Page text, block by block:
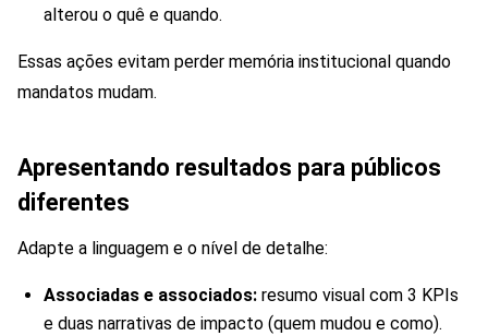
alterou o quê e quando.
Essas ações evitam perder memória institucional quando
mandatos mudam.
Apresentando resultados para públicos
diferentes
Adapte a linguagem e o nível de detalhe:
Associadas e associados: resumo visual com 3 KPIs
e duas narrativas de impacto (quem mudou e como).